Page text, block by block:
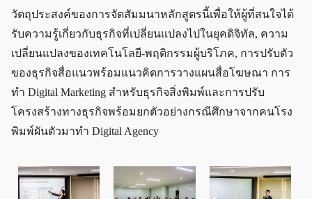
วัตถุประสงค์ของการจัดสัมมนาหลักสูตรนี้เพื่อให้ผู้ที่สนใจได้
รับความรู้เกี่ยวกับธุรกิจที่เปลี่ยนแปลงไปในยุคดิจิทัล, ความ
เปลี่ยนแปลงของเทคโนโลยี-พฤติกรรมผู้บริโภค, การปรับตัว
ของธุรกิจสื่อแนวพร้อมแนวคิดการวางแผนสื่อโฆษณา การ
ทำ Digital Marketing สำหรับธุรกิจสิ่งพิมพ์และการปรับ
โครงสร้างทางธุรกิจพร้อมยกตัวอย่างกรณีศึกษาจากคนโรง
พิมพ์ผันตัวมาทำ Digital Agency